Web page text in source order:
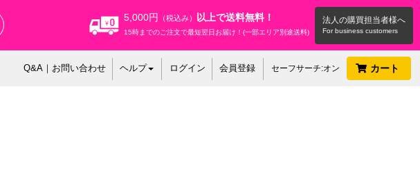
法人の購買担当者様へ
5,000円 （税込み） 以上で送料無料！
15時までのご注文で最短翌日お届け！(一部エリア別途送料)
Q&A｜お問い合わせ ヘルプ ログイン 会員登録 セーフサーチ:オン カート